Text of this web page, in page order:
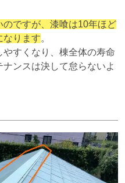
ですが、漆喰は10年ほど
なります。
すくなり、棟全体の寿命
ンスは決して怠らないよ